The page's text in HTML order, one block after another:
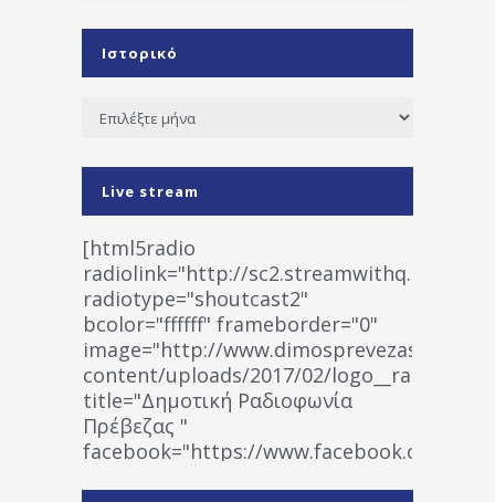
Ιστορικό
Ιστορικό
Live stream
[html5radio
radiolink="http://
radiotype="shoutcast2"
bcolor="ffffff" frameborder="0"
image="http://www.dimosprevezas.gr/wp-
content/uploads/2017/02/
title="Δημοτική Ραδιοφωνία
Πρέβεζας "
facebook="https://www.facebook.com/